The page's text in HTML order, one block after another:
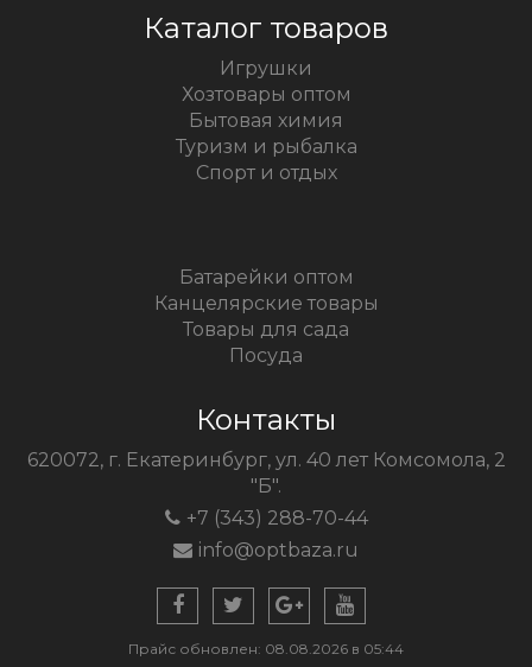
Каталог товаров
Игрушки
Хозтовары оптом
Бытовая химия
Туризм и рыбалка
Спорт и отдых
Батарейки оптом
Канцелярские товары
Товары для сада
Посуда
Контакты
620072, г. Екатеринбург, ул. 40 лет Комсомола, 2
"Б".
+7 (343) 288-70-44
info@optbaza.ru
Прайс обновлен: 08.08.2026 в 05:44